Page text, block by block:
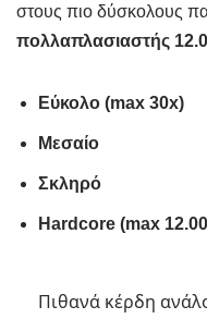
στους πιο δύσκολους
πολλαπλασιαστής
Εύκολο (max 30x)
Μεσαίο
Σκληρό
Hardcore (max
Πιθανά κέρδη